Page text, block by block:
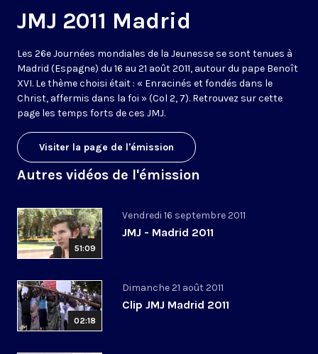
JMJ 2011 Madrid
Les 26e Journées mondiales de la Jeunesse se sont tenues à
Madrid (Espagne) du 16 au 21 août 2011, autour du pape Benoît
XVI. Le thème choisi était : « Enracinés et fondés dans le
Christ, affermis dans la foi » (Col 2, 7). Retrouvez sur cette
page les temps forts de ces JMJ.
Visiter la page de l'émission
Autres vidéos de l'émission
51:09
Vendredi 16 septembre 2011
JMJ - Madrid 2011
02:18
Dimanche 21 août 2011
Clip JMJ Madrid 2011